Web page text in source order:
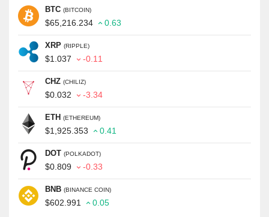
BTC (BITCOIN)
$65,216.234 0.63
XRP (RIPPLE)
$1.037 -0.11
CHZ (CHILIZ)
$0.032 -3.34
ETH (ETHEREUM)
$1,925.353 0.41
DOT (POLKADOT)
$0.809 -0.33
BNB (BINANCE COIN)
$602.991 0.05